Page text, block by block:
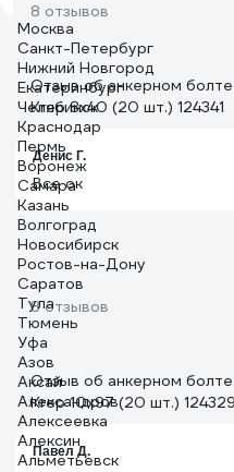
8 отзывов
Отзыв об анкерном
Krep 8х40 (20 шт.) 124341
Денис Г.
Все ок
8 отзывов
Отзыв об анкерном
Krep 10х97 (20 шт.) 124329
Павел Д.
Москва
Санкт-Петербург
Нижний Новгород
Екатеринбург
Челябинск
Краснодар
Пермь
Воронеж
Самара
Казань
Волгоград
Новосибирск
Ростов-на-Дону
Саратов
Тула
Тюмень
Уфа
Азов
Аксай
Александров
Алексеевка
Алексин
Альметьевск